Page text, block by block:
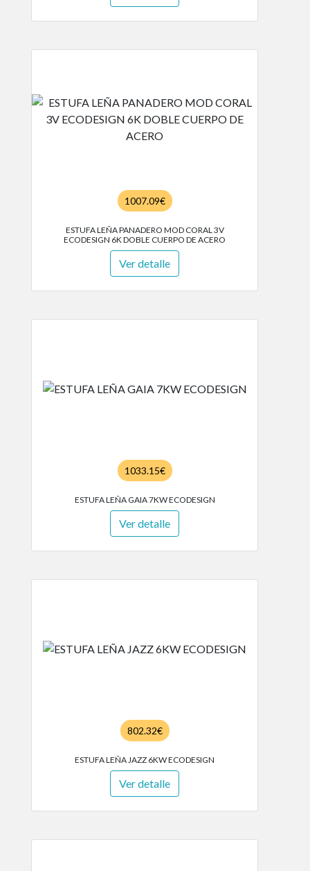
1007.09€
ESTUFA LEÑA PANADERO MOD CORAL 3V
ECODESIGN 6K DOBLE CUERPO DE ACERO
Ver detalle
1033.15€
ESTUFA LEÑA GAIA 7KW ECODESIGN
Ver detalle
802.32€
ESTUFA LEÑA JAZZ 6KW ECODESIGN
Ver detalle